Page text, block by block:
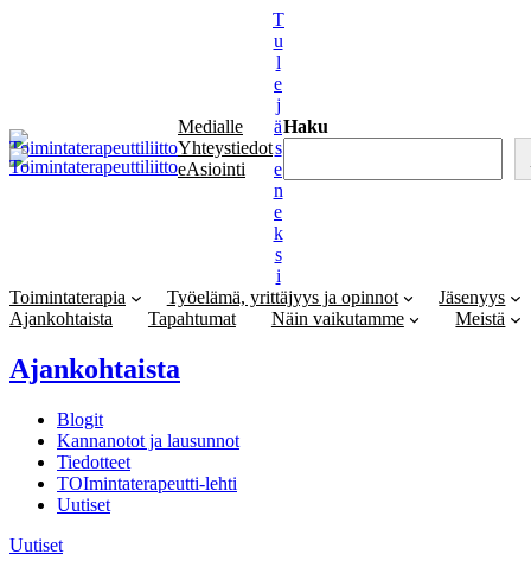
Medialle
Yhteystiedot
eAsiointi
T
u
l
e
j
ä
s
e
n
e
k
s
i
Haku
Toimintaterapia Työelämä, yrittäjyys ja opinnot
Jäsenyys
Ajankohtaista
Tapahtumat Näin vaikutamme Meistä
Ajankohtaista
Blogit
Kannanotot ja lausunnot
Tiedotteet
TOImintaterapeutti-lehti
Uutiset
Uutiset